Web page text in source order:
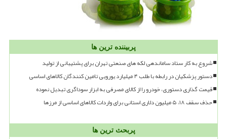
پربیننده ترین ها
شروع به کار ستاد ساماندهی لکه های صنعتی تهران برای پشتیبانی از تولید
دستور پزشکیان در رابطه با طلب ۴ میلیارد یورویی تامین کنندگان کالاهای اساسی
قیمت گذاری دستوری، خودرو را از کالای مصرفی به ابزار سوداگری تبدیل نموده
حذف سقف ۱۸، ۵ میلیون دلاری استانی برای واردات کالاهای اساسی از مرزها
پربحث ترین ها